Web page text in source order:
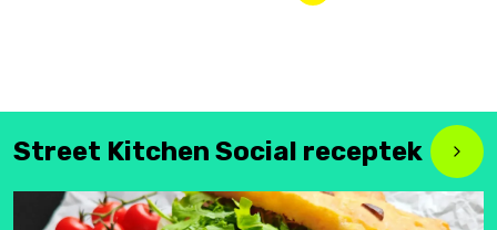
Street Kitchen Social receptek